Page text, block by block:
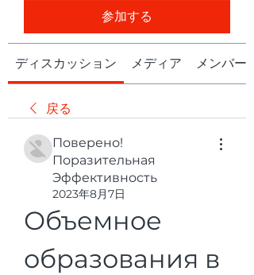
参加する
ディスカッション メディア メンバー
戻る
Поверено!
Поразительная
Эффективность
2023年8月7日
Объемное
образования в